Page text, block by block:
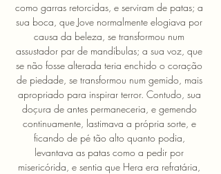
como garras retorcidas, e serviram de patas; a
sua boca, que Jove normalmente elogiava por
causa da beleza, se transformou num
assustador par de mandíbulas; a sua voz, que
se não fosse alterada teria enchido o coração
de piedade, se transformou num gemido, mais
apropriado para inspirar terror. Contudo, sua
doçura de antes permaneceria, e gemendo
continuamente, lastimava a própria sorte, e
ficando de pé tão alto quanto podia,
levantava as patas como a pedir por
misericórida, e sentia que Hera era refratária,